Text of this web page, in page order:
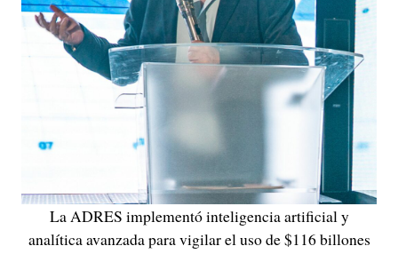
La ADRES implementó inteligencia artificial y
analítica avanzada para vigilar el uso de $116 billones